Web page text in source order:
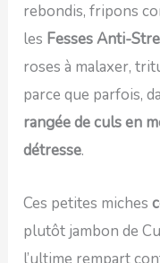
rebondis, fripons
les Fesses Anti-
roses à malaxer,
parce que parfois,
rangée de culs en
détresse.
Ces petites miches
plutôt jambon de
l’ultime rempart